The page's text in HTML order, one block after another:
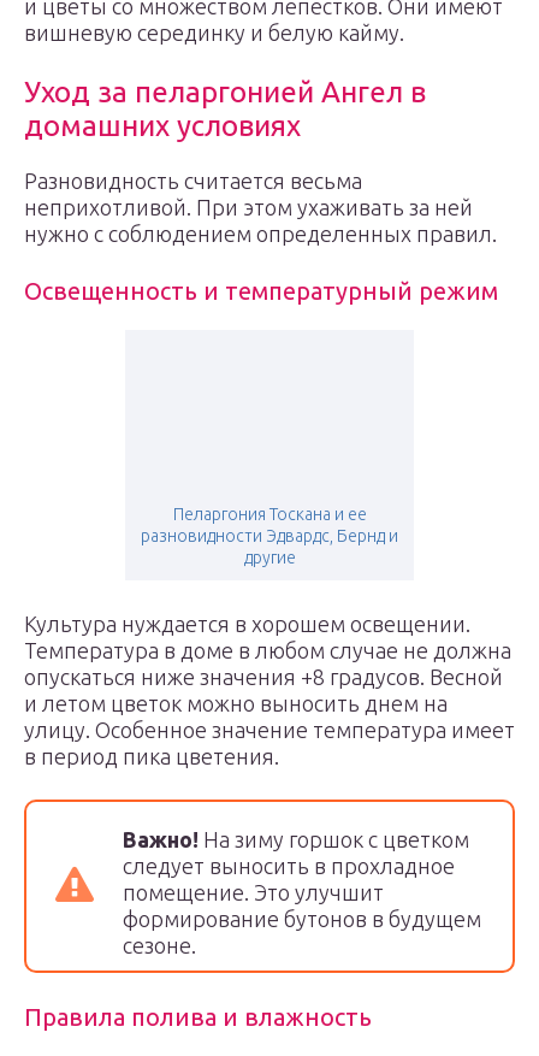
и цветы со множеством лепестков. Они имеют
вишневую серединку и белую кайму.
Уход за пеларгонией Ангел в
домашних условиях
Разновидность считается весьма
неприхотливой. При этом ухаживать за ней
нужно с соблюдением определенных правил.
Освещенность и температурный режим
Пеларгония Тоскана и ее
разновидности Эдвардс, Бернд и
другие
Культура нуждается в хорошем освещении.
Температура в доме в любом случае не должна
опускаться ниже значения +8 градусов. Весной
и летом цветок можно выносить днем на
улицу. Особенное значение температура имеет
в период пика цветения.
Важно! На зиму горшок с цветком
следует выносить в прохладное
помещение. Это улучшит
формирование бутонов в будущем
сезоне.
Правила полива и влажность